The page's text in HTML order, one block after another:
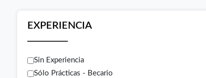
EXPERIENCIA
Sin Experiencia
Sólo Prácticas - Becario